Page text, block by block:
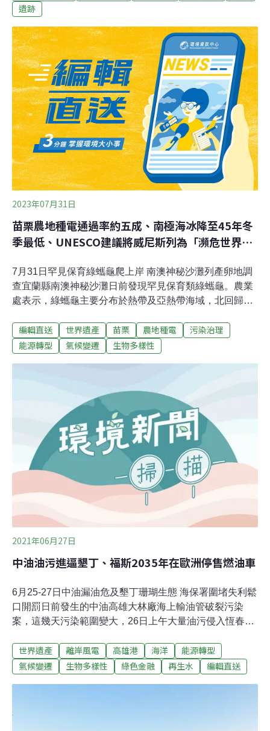
與不斷上升的能源成本，歐洲各地歷史景點也開始在屋頂
議會去（2023）年通過了一項提案，批准在約克大教堂
（York Minster）上裝設光電板，宣告這座知名世界遺產正
式加入能源轉型行列。根據《Euronews》，約克大教堂將
裝設199片太陽能板，預計每年可產生7萬5000度左右的綠
電，並搭配儲能設施，為教堂夜間服務供電。然而，古建
築上的太陽能板裝設工程，也引發保護古蹟的正反論戰。
古蹟裝光電板是犧牲美感？ 文化保存與綠能的衝突
遺跡
2023年07月31日
苗栗農地種電通過率約五成、南極海冰降至45年冬
季最低、UNESCO建議將威尼斯列為「瀕危世界遺
7月31日罕見保育綠蠵龜爬上岸 南澳神秘沙灘列產卵地調
查宜蘭縣南澳神秘沙灘日前發現罕見保育類綠蠵龜。農業
處表示，綠蠵龜主要分布於熱帶及亞熱帶海域，北回歸線
一步調查造成綠蠵龜棲地往北移的原因。海洋大學研究團
隊已申請將當地列「宜蘭地區綠蠵龜潛在產卵棲地調查計
辦平安遶境慶典，卻有部分遶境信徒沿途亂丟垃圾、隨地
便溺。新北市環保局31日表示，昨晚已全程監控蒐證，將
依法告發，開罰6萬元，並將，並列管玄元宮，後續也將
依法求償代為清除費用。（聯合報報導）
編輯直送 世界遺產 苗栗 農地種電
污染治理
能源轉型
氣候變遷 生物多樣性
2021年06月27日
中油油污進逼墾丁、福斯2035年在歐洲停售燃油車
6月25-27日中油漏油危及墾丁珊瑚生態 海保署圍堵失利鬆
口開罰日前發生的中油高雄大林廠海上輸油管破裂污染
案，這幾天污染範圍變大，26日上午大量油污侵入恆春半
海洋污染防治法第18條可處20至100萬元，已函請中油依
行政程序法提出意見陳述，將視處理狀況依法裁罰。立委
世界遺產 離岸風電 高雄港 海洋
能源轉型
氣候變遷
生物多樣性 綠色金融 再生水 編輯直送